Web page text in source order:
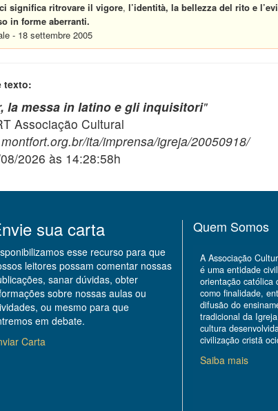
significa ritrovare il vigore, l’identità, la bellezza del rito e
in forme aberranti.
- 18 settembre 2005
texto:
la messa in latino e gli inquisitori"
Associação Cultural
ita/imprensa/igreja/20050918/
2026 às 14:28:58h
sua carta
esse recurso para que
leitores possam comentar nossas
sanar dúvidas, obter
sobre nossas aulas ou
ou mesmo para que
em debate.
Carta
Quem Somos
A Associação
é uma entidade
orientação católica
como finalidade,
difusão do
tradicional da
cultura
civilização cristã
Saiba mais